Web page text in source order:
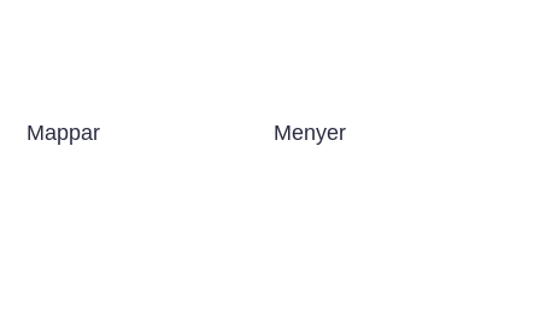
Mappar Menyer